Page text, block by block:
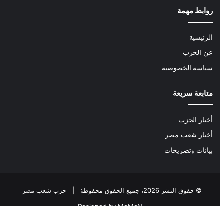
روابط مهمة
الرئيسية
عن الحزب
سياسة الخصوصية
متابعة سريعة
أخبار الحزب
أخبار شعب مصر
بيانات وتصريحات
© حقوق النشر 2026، جميع الحقوق محفوظة | حزب شعب مصر